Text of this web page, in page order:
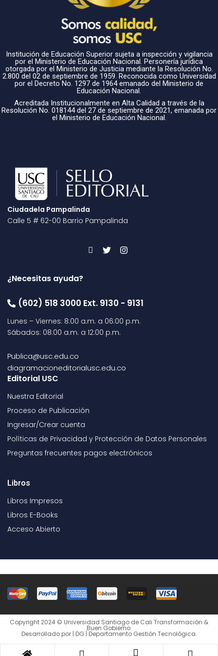
Institución de Educación Superior sujeta a inspección y vigilancia
por el Ministerio de Educación Nacional. Personería jurídica
otorgada por el Ministerio de Justicia mediante la Resolución No.
2.800 del 02 de septiembre de 1959. Reconocida como Universidad
por el Decreto No. 1297 de 1964 emanado del Ministerio de
Educación Nacional.
Acreditada Institucionalmente en Alta Calidad a través de la
Resolución No. 018144 del 27 de septiembre de 2021, emanada por
el Ministerio de Educación Nacional.
Ciudadela Pampalinda
Calle 5 # 62-00 Barrio Pampalinda
¿Necesitas ayuda?
(602) 518 3000 Ext. 9130 - 9131
Lunes – Viernes: 8:00 a.m. a 06:00 p.m.
Sábados: 08:00 a.m. a 12:00 p.m.
Publica@usc.edu.co
diagramacioneditorialusc.edu.co
Editorial USC
Nuestra Editorial
Proceso de Publicación
Ingresar/Crear cuenta
Políticas de Privacidad y Protección de Datos Personales
Preguntas frecuentes pagos electrónicos
Libros
Libros Impresos
Libros E-Books
Acceso Abierto
Copyright 2024 © Universidad Santiago de Cali Transformación &
Buen Gobierno.
Desarrollado por | DG | Departamento Gestión Tecnológica.